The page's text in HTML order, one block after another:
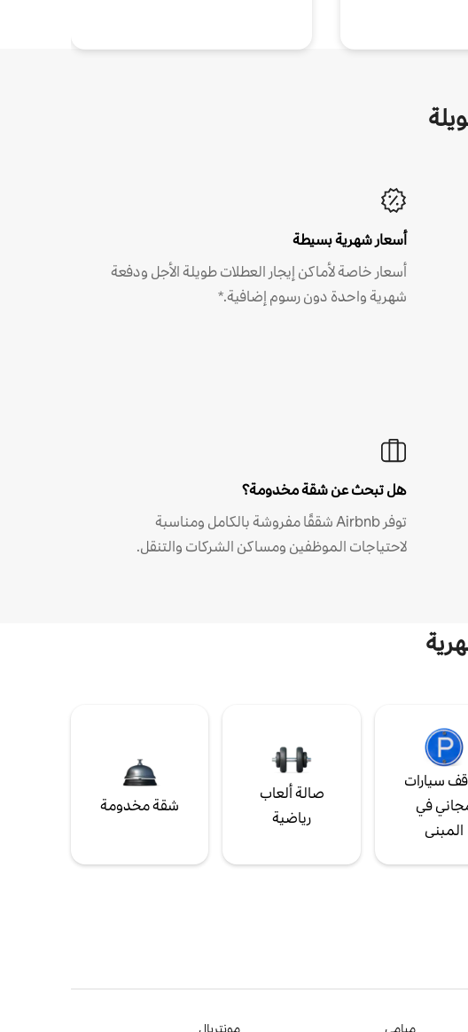
أسعار شهرية بسيطة
أسعار خاصة لأماكن إيجار العطلات طويلة الأجل ودفعة
شهرية واحدة دون رسوم إضافية.*
هل تبحث عن شقة مخدومة؟
توفر Airbnb شققًا مفروشة بالكامل ومناسبة
لاحتياجات الموظفين ومساكن الشركات والتنقل.
سيارات
في
المبنى
صالة ألعاب
رياضية
شقة مخدومة
ميامي مونتريال